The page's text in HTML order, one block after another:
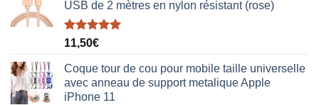
USB de 2 mètres en nylon résistant (rose)
Note5.00
11,50€
Coque tour de cou pour mobile taille universelle
avec anneau de support metalique Apple
iPhone 11